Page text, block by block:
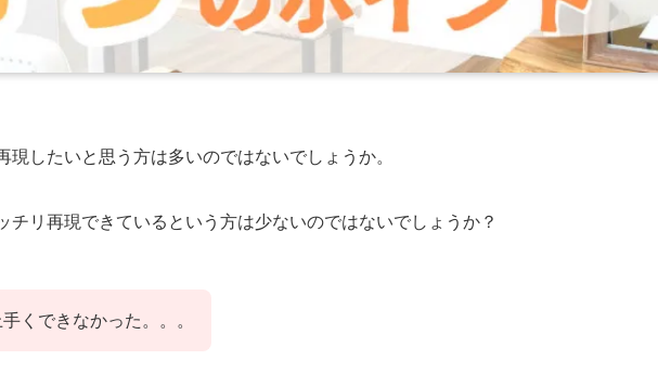
現したいと思う方は多いのではないでしょうか。
チリ再現できているという方は少ないのではないでしょうか？
くできなかった。。。